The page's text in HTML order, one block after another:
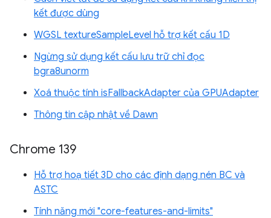
kết được dùng
WGSL textureSampleLevel hỗ trợ kết cấu 1D
Ngừng sử dụng kết cấu lưu trữ chỉ đọc
bgra8unorm
Xoá thuộc tính isFallbackAdapter của GPUAdapter
Thông tin cập nhật về Dawn
Chrome 139
Hỗ trợ hoạ tiết 3D cho các định dạng nén BC và
ASTC
Tính năng mới "core-features-and-limits"